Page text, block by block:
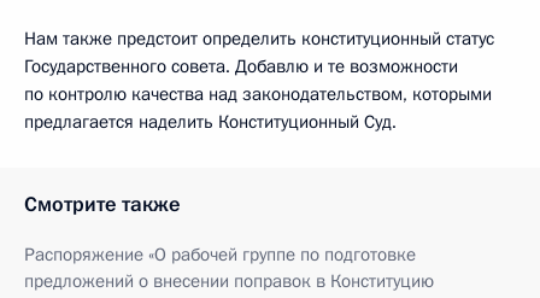
Нам также предстоит определить конституционный статус
Государственного совета. Добавлю и те возможности
по контролю качества над законодательством, которыми
предлагается наделить Конституционный Суд.
Смотрите также
Распоряжение «О рабочей группе по подготовке
предложений о внесении поправок в Конституцию